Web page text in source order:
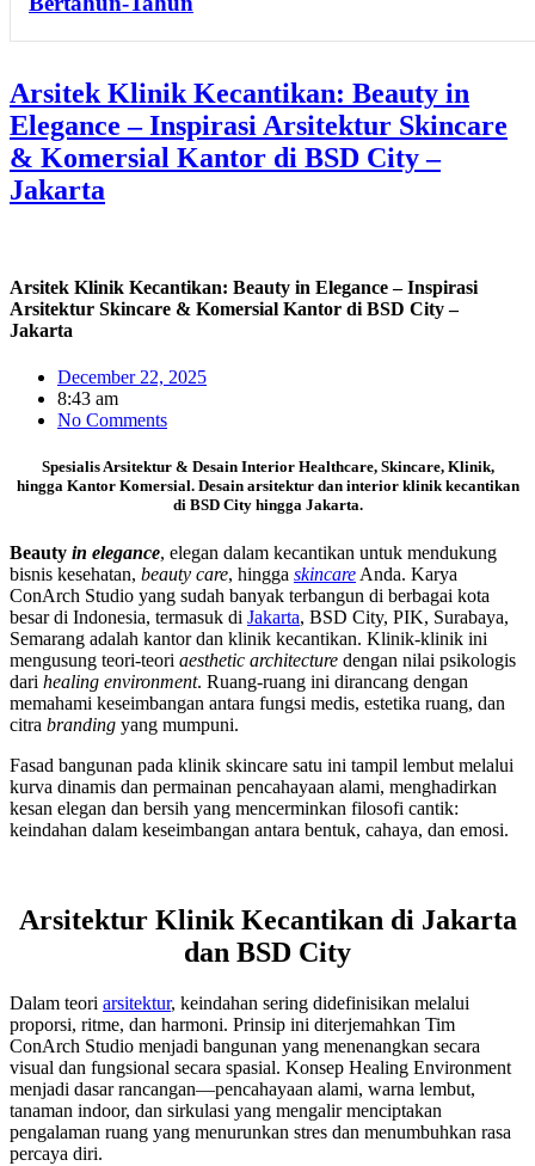
Arsitek Klinik Kecantikan: Beauty in
Elegance – Inspirasi Arsitektur Skincare
& Komersial Kantor di BSD City –
Jakarta
Arsitek Klinik Kecantikan: Beauty in Elegance – Inspirasi
Arsitektur Skincare & Komersial Kantor di BSD City –
Jakarta
December 22, 2025
8:43 am
No Comments
Spesialis Arsitektur & Desain Interior Healthcare, Skincare, Klinik,
hingga Kantor Komersial. Desain arsitektur dan interior klinik kecantikan
di BSD City hingga Jakarta.
Beauty in elegance, elegan dalam kecantikan untuk mendukung
bisnis kesehatan, beauty care, hingga skincare Anda. Karya
ConArch Studio yang sudah banyak terbangun di berbagai kota
besar di Indonesia, termasuk di Jakarta, BSD City, PIK, Surabaya,
Semarang adalah kantor dan klinik kecantikan. Klinik-klinik ini
mengusung teori-teori aesthetic architecture dengan nilai psikologis
dari healing environment. Ruang-ruang ini dirancang dengan
memahami keseimbangan antara fungsi medis, estetika ruang, dan
citra branding yang mumpuni.
Fasad bangunan pada klinik skincare satu ini tampil lembut melalui
kurva dinamis dan permainan pencahayaan alami, menghadirkan
kesan elegan dan bersih yang mencerminkan filosofi cantik:
keindahan dalam keseimbangan antara bentuk, cahaya, dan emosi.
Arsitektur Klinik Kecantikan di Jakarta
dan BSD City
Dalam teori arsitektur, keindahan sering didefinisikan melalui
proporsi, ritme, dan harmoni. Prinsip ini diterjemahkan Tim
ConArch Studio menjadi bangunan yang menenangkan secara
visual dan fungsional secara spasial. Konsep Healing Environment
menjadi dasar rancangan—pencahayaan alami, warna lembut,
tanaman indoor, dan sirkulasi yang mengalir menciptakan
pengalaman ruang yang menurunkan stres dan menumbuhkan rasa
percaya diri.